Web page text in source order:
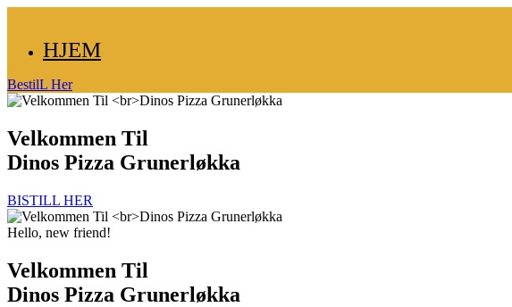
HJEM
BestilL Her
Velkommen Til
Dinos Pizza Grunerløkka
BISTILL HER
Hello, new friend!
Velkommen Til
Dinos Pizza Grunerløkka